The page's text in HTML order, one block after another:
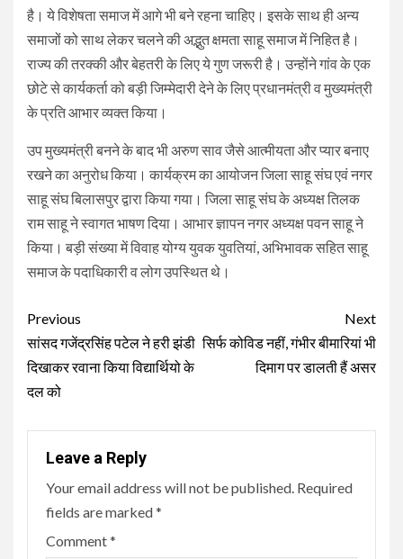
है। ये विशेषता समाज में आगे भी बने रहना चाहिए। इसके साथ ही अन्य
समाजों को साथ लेकर चलने की अद्भुत क्षमता साहू समाज में निहित है।
राज्य की तरक्की और बेहतरी के लिए ये गुण जरूरी है। उन्होंने गांव के एक
छोटे से कार्यकर्ता को बड़ी जिम्मेदारी देने के लिए प्रधानमंत्री व मुख्यमंत्री
के प्रति आभार व्यक्त किया।
उप मुख्यमंत्री बनने के बाद भी अरुण साव जैसे आत्मीयता और प्यार बनाए
रखने का अनुरोध किया। कार्यक्रम का आयोजन जिला साहू संघ एवं नगर
साहू संघ बिलासपुर द्वारा किया गया। जिला साहू संघ के अध्यक्ष तिलक
राम साहू ने स्वागत भाषण दिया। आभार ज्ञापन नगर अध्यक्ष पवन साहू ने
किया। बड़ी संख्या में विवाह योग्य युवक युवतियां, अभिभावक सहित साहू
समाज के पदाधिकारी व लोग उपस्थित थे।
Continue
Reading
Previous
सांसद गजेंद्रसिंह पटेल ने हरी झंडी
दिखाकर रवाना किया विद्यार्थियो के
दल को
Next
सिर्फ कोविड नहीं, गंभीर बीमारियां भी
दिमाग पर डालती हैं असर
Leave a Reply
Your email address will not be published. Required
fields are marked*
Comment*